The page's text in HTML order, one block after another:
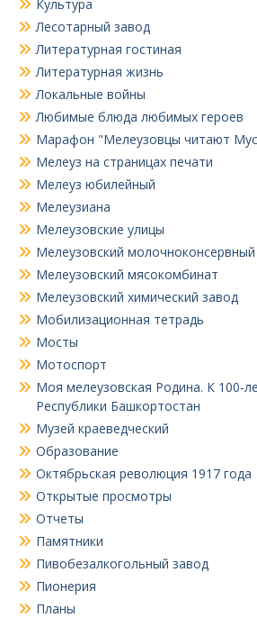
Культура
Лесотарный завод
Литературная гостиная
Литературная жизнь
Локальные войны
Любимые блюда любимых героев
Марафон "Мелеузовцы читают
Мелеуз на страницах печати
Мелеуз юбилейный
Мелеузиана
Мелеузовские улицы
Мелеузовский
Мелеузовский мясокомбинат
Мелеузовский химический завод
Мобилизационная тетрадь
Мосты
Мотоспорт
Моя мелеузовская Родина. К 100-
Республики Башкортостан
Музей краеведческий
Образование
Октябрьская революция 1917 года
Открытые просмотры
Отчеты
Памятники
Пивобезалкогольный завод
Пионерия
Планы